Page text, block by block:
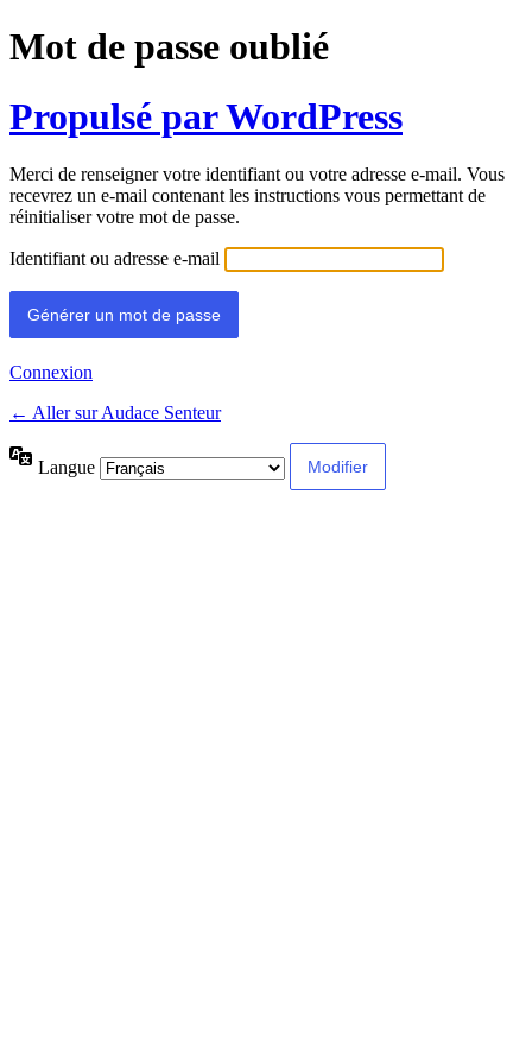
Mot de passe oublié
Propulsé par WordPress
Merci de renseigner votre identifiant ou votre adresse e-mail. Vous
recevrez un e-mail contenant les instructions vous permettant de
réinitialiser votre mot de passe.
Identifiant ou adresse e-mail
Connexion
← Aller sur Audace Senteur
Langue